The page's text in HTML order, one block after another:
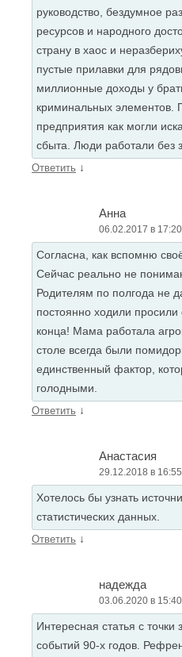
руководство, бездумное
ресурсов и народного
страну в хаос и
пустые прилавки для
миллионные доходы у
криминальных элементов.
предприятия как могли
сбыта. Люди работали без
Ответить ↓
Анна
06.02.2017 в 17:20
Согласна, как вспомню своё
Сейчас реально не
Родителям по полгода не
постоянно ходили просили
конца! Мама работала
столе всегда были
единственный фактор,
голодными.
Ответить ↓
Анастасия
29.12.2018 в 16:55
Хотелось бы узнать
статистических данных.
Ответить ↓
надежда
03.06.2020 в 15:40
Интересная статья с точки
событий 90-х годов.